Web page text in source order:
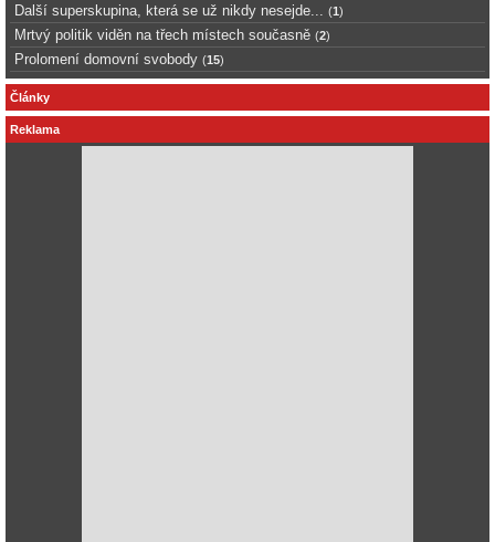
Další superskupina, která se už nikdy nesejde... (1)
Mrtvý politik viděn na třech místech současně (2)
Prolomení domovní svobody (15)
Články
Reklama